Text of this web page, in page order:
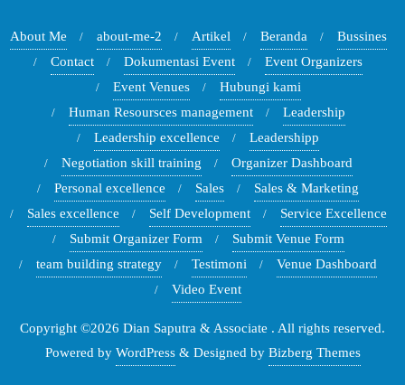
About Me about-me-2 Artikel Beranda
Bussines
Contact
Dokumentasi Event
Event Organizers
Event Venues
Hubungi kami
Human Resoursces management
Leadership
Leadership excellence
Leadershipp
Negotiation skill training
Organizer Dashboard
Personal excellence
Sales
Sales & Marketing
Sales excellence
Self Development
Service Excellence
Submit Organizer Form
Submit Venue Form
team building strategy
Testimoni
Venue Dashboard
Video Event
Copyright ©2026 Dian Saputra & Associate . All rights reserved.
Powered by WordPress & Designed by Bizberg Themes